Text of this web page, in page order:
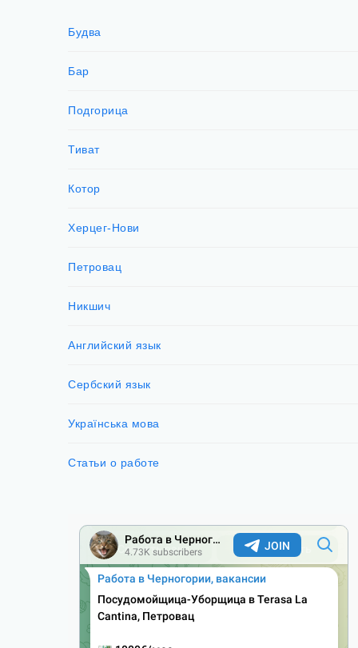
Будва
Бар
Подгорица
Тиват
Котор
Херцег-Нови
Петровац
Никшич
Английский язык
Сербский язык
Українська мова
Статьи о работе